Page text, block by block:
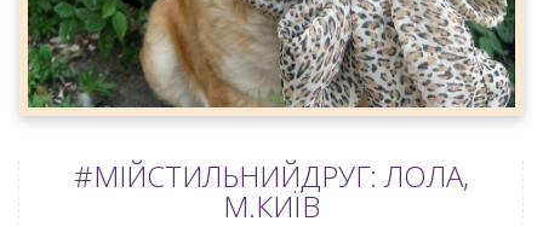
#МІЙСТИЛЬНИЙДРУГ: ЛОЛА,
М.КИЇВ